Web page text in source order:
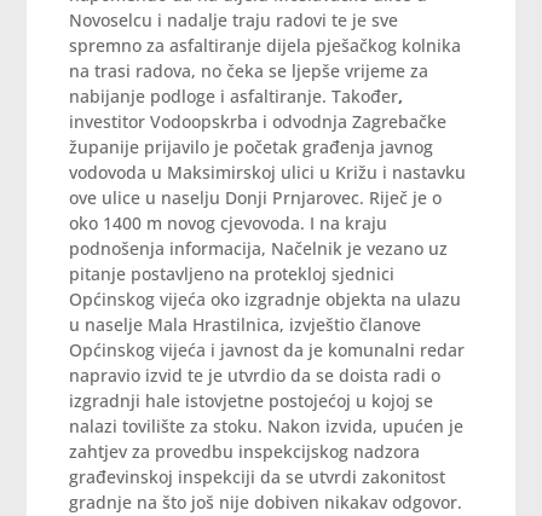
Novoselcu i nadalje traju radovi te je sve
spremno za asfaltiranje dijela pješačkog kolnika
na trasi radova, no čeka se ljepše vrijeme za
nabijanje podloge i asfaltiranje. Također,
investitor Vodoopskrba i odvodnja Zagrebačke
županije prijavilo je početak građenja javnog
vodovoda u Maksimirskoj ulici u Križu i nastavku
ove ulice u naselju Donji Prnjarovec. Riječ je o
oko 1400 m novog cjevovoda. I na kraju
podnošenja informacija, Načelnik je vezano uz
pitanje postavljeno na protekloj sjednici
Općinskog vijeća oko izgradnje objekta na ulazu
u naselje Mala Hrastilnica, izvještio članove
Općinskog vijeća i javnost da je komunalni redar
napravio izvid te je utvrdio da se doista radi o
izgradnji hale istovjetne postojećoj u kojoj se
nalazi tovilište za stoku. Nakon izvida, upućen je
zahtjev za provedbu inspekcijskog nadzora
građevinskoj inspekciji da se utvrdi zakonitost
gradnje na što još nije dobiven nikakav odgovor.